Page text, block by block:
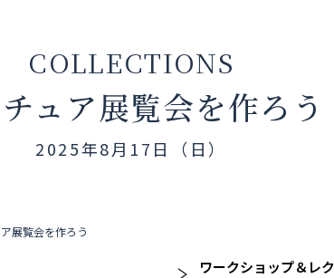
COLLECTIONS
ュア展覧会を作ろう
2025年8月17日（日）
展覧会を作ろう
ワークショップ＆レ